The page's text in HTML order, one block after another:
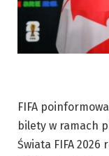
FIFA
bilety w ramach
Świata FIFA